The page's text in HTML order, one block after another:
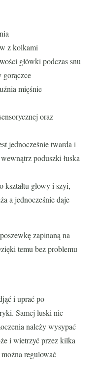
z kolkami
główki podczas snu
gorączce
mięśnie
oraz
jednocześnie twarda i
poduszki łuska
kształtu głowy i szyi,
a jednocześnie daje
zapinaną na
temu bez problemu
i uprać po
Samej łuski nie
należy wysypać
i wietrzyć przez kilka
regulować